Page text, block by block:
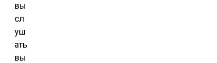
вы
сл
уш
ать
вы